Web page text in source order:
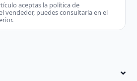
aceptas la política de
vendedor, puedes consultarla en el